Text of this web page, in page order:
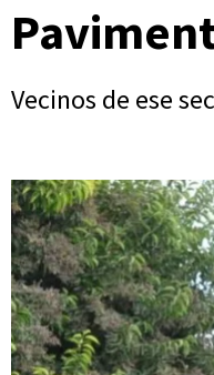
Vecinos de ese